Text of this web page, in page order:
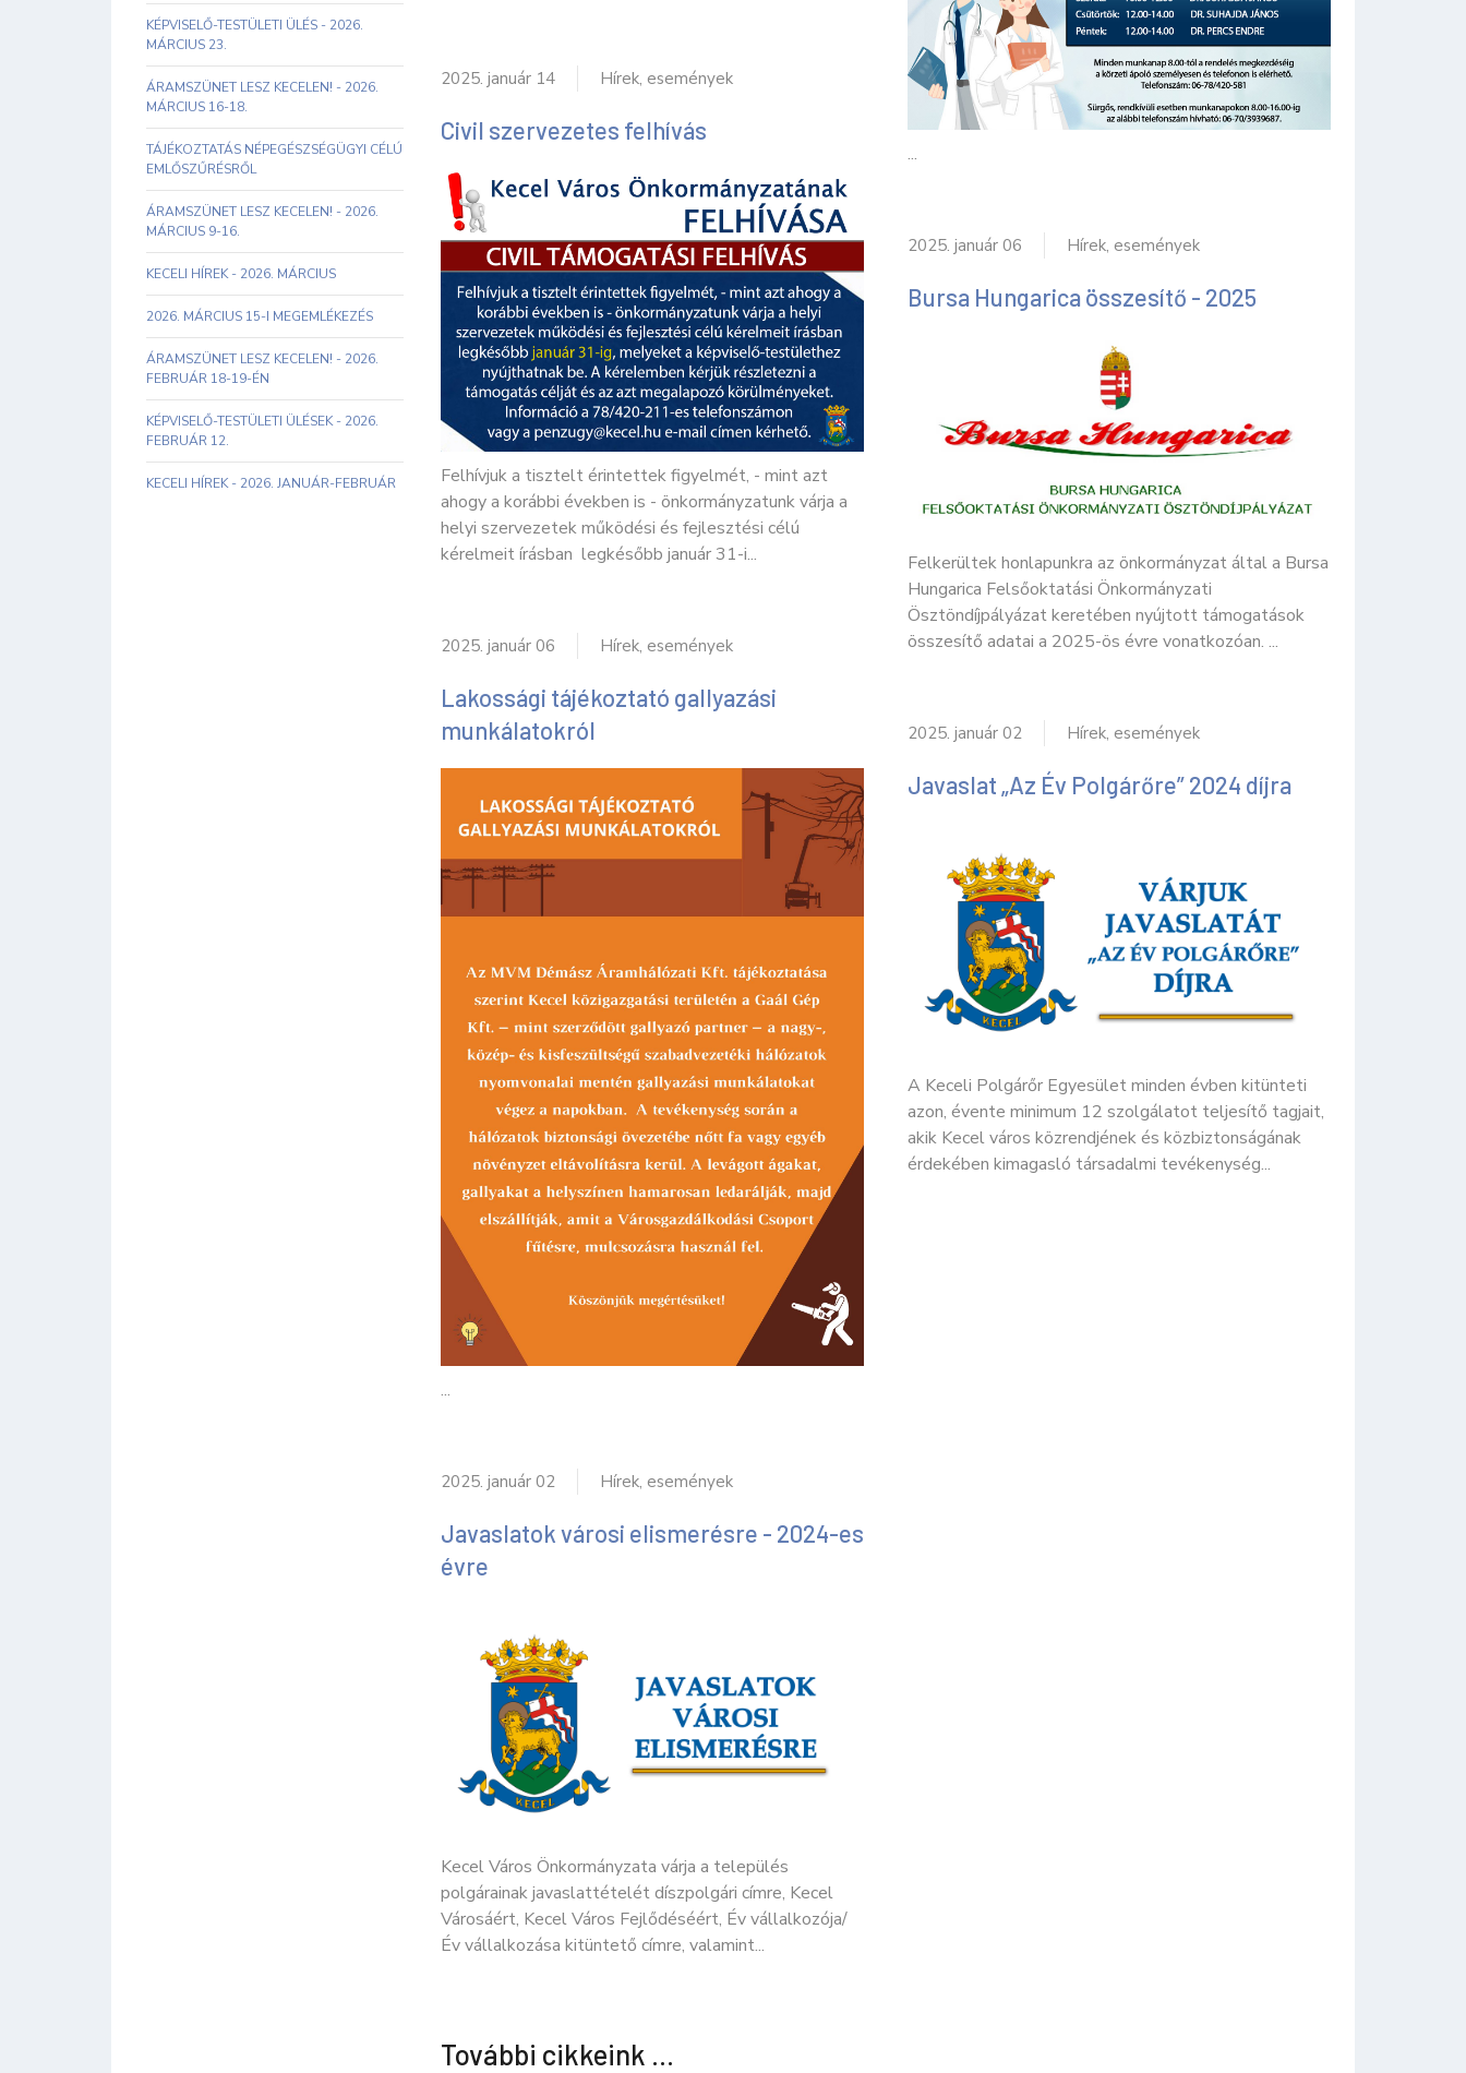
KÉPVISELŐ-TESTÜLETI ÜLÉS - 2026.
MÁRCIUS 23.
ÁRAMSZÜNET LESZ KECELEN! - 2026.
MÁRCIUS 16-18.
TÁJÉKOZTATÁS NÉPEGÉSZSÉGÜGYI CÉLÚ
EMLŐSZŰRÉSRŐL
ÁRAMSZÜNET LESZ KECELEN! - 2026.
MÁRCIUS 9-16.
KECELI HÍREK - 2026. MÁRCIUS
2026. MÁRCIUS 15-I MEGEMLÉKEZÉS
ÁRAMSZÜNET LESZ KECELEN! - 2026.
FEBRUÁR 18-19-ÉN
KÉPVISELŐ-TESTÜLETI ÜLÉSEK - 2026.
FEBRUÁR 12.
KECELI HÍREK - 2026. JANUÁR-FEBRUÁR
2025. január 14 Hírek, események
Civil szervezetes felhívás
Felhívjuk a tisztelt érintettek figyelmét, - mint azt
ahogy a korábbi években is - önkormányzatunk várja a
helyi szervezetek működési és fejlesztési célú
kérelmeit írásban legkésőbb január 31-i...
...
2025. január 06 Hírek, események
Lakossági tájékoztató gallyazási
munkálatokról
...
2025. január 06 Hírek, események
Bursa Hungarica összesítő - 2025
Felkerültek honlapunkra az önkormányzat által a Bursa
Hungarica Felsőoktatási Önkormányzati
Ösztöndíjpályázat keretében nyújtott támogatások
összesítő adatai a 2025-ös évre vonatkozóan. ...
2025. január 02 Hírek, események
Javaslatok városi elismerésre - 2024-es
évre
Kecel Város Önkormányzata várja a település
polgárainak javaslattételét díszpolgári címre, Kecel
Városáért, Kecel Város Fejlődéséért, Év vállalkozója/
Év vállalkozása kitüntető címre, valamint...
2025. január 02 Hírek, események
Javaslat „Az Év Polgárőre” 2024 díjra
A Keceli Polgárőr Egyesület minden évben kitünteti
azon, évente minimum 12 szolgálatot teljesítő tagjait,
akik Kecel város közrendjének és közbiztonságának
érdekében kimagasló társadalmi tevékenység...
További cikkeink …